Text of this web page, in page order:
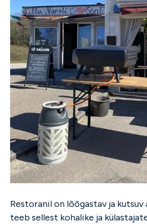
Restoranil on lõõgastav ja
teeb sellest kohalike ja